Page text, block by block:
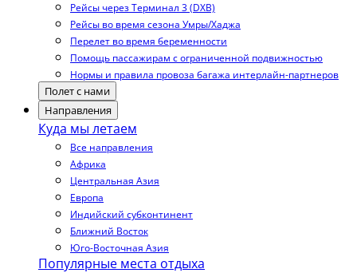
Рейсы через Терминал 3 (DXB)
Рейсы во время сезона Умры/Хаджа
Перелет во время беременности
Помощь пассажирам с ограниченной подвижностью
Нормы и правила провоза багажа интерлайн-партнеров
Полет с нами
Направления
Куда мы летаем
Все направления
Африка
Центральная Азия
Европа
Индийский субконтинент
Ближний Восток
Юго-Восточная Азия
Популярные места отдыха